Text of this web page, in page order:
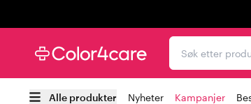
Søk etter
Alle produkter Nyheter Kampanjer